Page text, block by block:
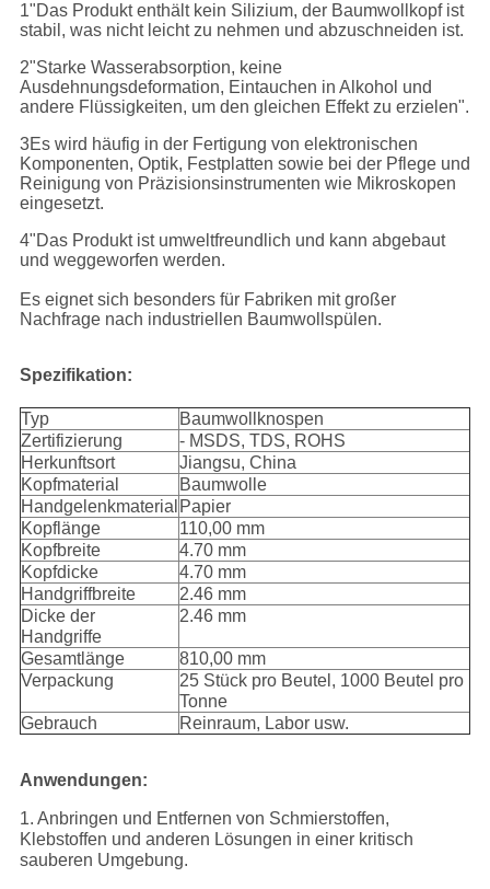
1"Das Produkt enthält kein Silizium, der Baumwollkopf ist
stabil, was nicht leicht zu nehmen und abzuschneiden ist.
2"Starke Wasserabsorption, keine
Ausdehnungsdeformation, Eintauchen in Alkohol und
andere Flüssigkeiten, um den gleichen Effekt zu erzielen".
3Es wird häufig in der Fertigung von elektronischen
Komponenten, Optik, Festplatten sowie bei der Pflege und
Reinigung von Präzisionsinstrumenten wie Mikroskopen
eingesetzt.
4"Das Produkt ist umweltfreundlich und kann abgebaut
und weggeworfen werden.
Es eignet sich besonders für Fabriken mit großer
Nachfrage nach industriellen Baumwollspülen.
Spezifikation:
Typ
Baumwollknospen
Zertifizierung
- MSDS, TDS, ROHS
Herkunftsort
Jiangsu, China
Kopfmaterial
Baumwolle
Handgelenkmaterial Papier
Kopflänge
110,00 mm
Kopfbreite
4.70 mm
Kopfdicke
4.70 mm
Handgriffbreite
2.46 mm
Dicke der
Handgriffe
2.46 mm
Gesamtlänge
810,00 mm
Verpackung
25 Stück pro Beutel, 1000 Beutel pro
Tonne
Gebrauch
Reinraum, Labor usw.
Anwendungen:
1. Anbringen und Entfernen von Schmierstoffen,
Klebstoffen und anderen Lösungen in einer kritisch
sauberen Umgebung.